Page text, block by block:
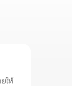
ให้